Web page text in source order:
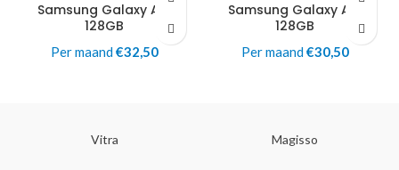
Samsung Galaxy A71
128GB
Per maand€32,50
Samsung Galaxy A71
128GB
Per maand€30,50
Vitra Magisso